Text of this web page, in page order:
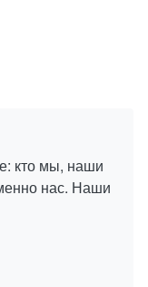
кто мы, наши
нас. Наши